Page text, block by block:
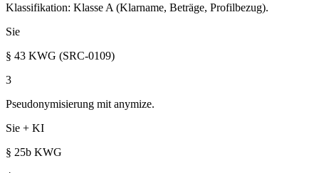
Klassifikation: Klasse A (Klarname, Beträge, Profilbezug).
Sie
§ 43 KWG (SRC-0109)
3
Pseudonymisierung mit anymize.
Sie + KI
§ 25b KWG